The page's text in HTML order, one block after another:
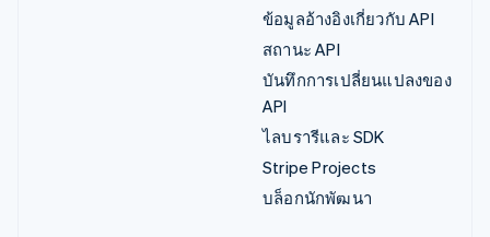
ข้อมูลอ้างอิงเกี่ยวกับ API
สถานะ API
บันทึกการเปลี่ยนแปลงของ
API
ไลบรารีและ SDK
Stripe Projects
บล็อกนักพัฒนา